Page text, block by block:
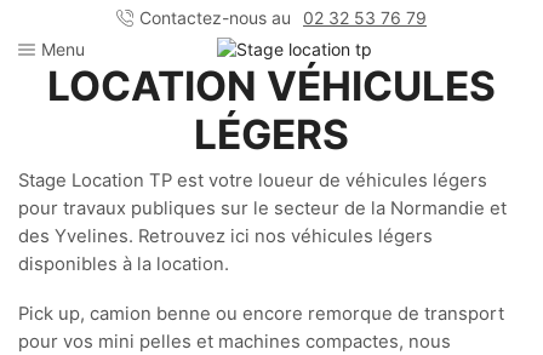
Contactez-nous au
02 32 53 76 79
Menu
LOCATION VÉHICULES
LÉGERS
Stage Location TP est votre loueur de véhicules légers
pour travaux publiques sur le secteur de la Normandie et
des Yvelines. Retrouvez ici nos véhicules légers
disponibles à la location.
Pick up, camion benne ou encore remorque de transport
pour vos mini pelles et machines compactes, nous